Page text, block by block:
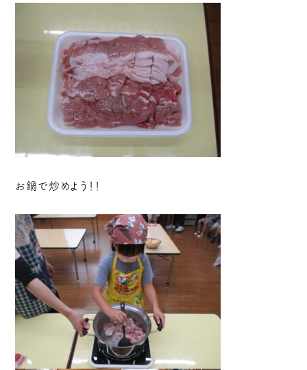
お鍋で炒めよう！！